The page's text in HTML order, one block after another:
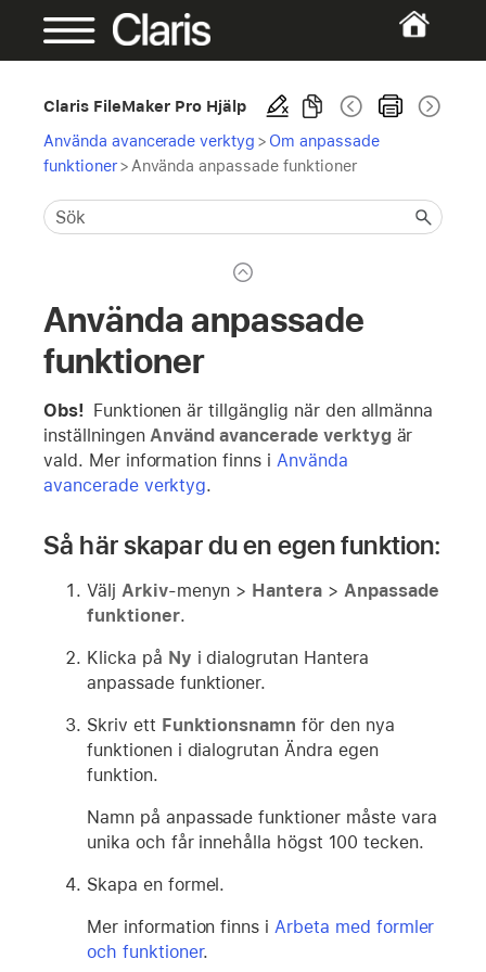
Claris FileMaker Pro Hjälp
Använda avancerade verktyg > Om anpassade
funktioner> Använda anpassade funktioner
Använda anpassade
funktioner
Obs! Funktionen är tillgänglig när den allmänna
inställningenAnvänd avancerade verktygär
vald. Mer information finns i Använda
avancerade verktyg.
Så här skapar du en egen funktion:
Välj Arkiv-menyn > Hantera > Anpassade
funktioner.
Klicka på Ny i dialogrutan Hantera
anpassade funktioner.
Skriv ett Funktionsnamn för den nya
funktionen i dialogrutan Ändra egen
funktion.
Namn på anpassade funktioner måste vara
unika och får innehålla högst 100 tecken.
Skapa en formel.
Mer information finns iArbeta med formler
och funktioner.